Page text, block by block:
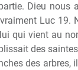
Dieu
Luc 19.
qui vient au
des
des arbres,